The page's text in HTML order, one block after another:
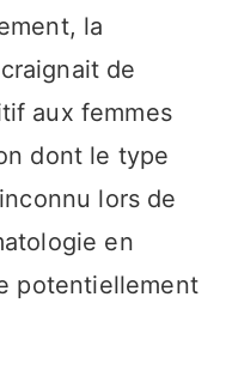
la
de
aux femmes
dont le type
lors de
en
potentiellement